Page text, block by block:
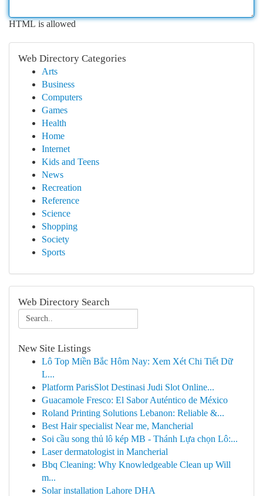
HTML is allowed
Web Directory Categories
Arts
Business
Computers
Games
Health
Home
Internet
Kids and Teens
News
Recreation
Reference
Science
Shopping
Society
Sports
Web Directory Search
New Site Listings
Lô Top Miền Bắc Hôm Nay: Xem Xét Chi Tiết Dữ
L...
Platform ParisSlot Destinasi Judi Slot Online...
Guacamole Fresco: El Sabor Auténtico de México
Roland Printing Solutions Lebanon: Reliable &...
Best Hair specialist Near me, Mancherial
Soi cầu song thủ lô kép MB - Thánh Lựa chọn Lô:...
Laser dermatologist in Mancherial
Bbq Cleaning: Why Knowledgeable Clean up Will
m...
Solar installation Lahore DHA